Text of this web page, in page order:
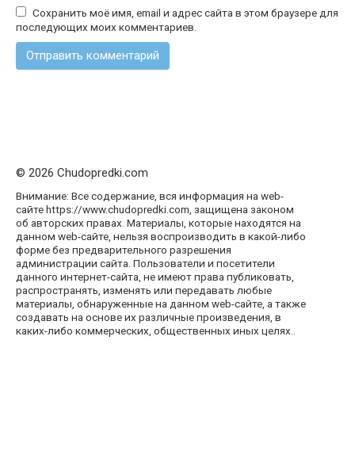
Сохранить моё имя, email и адрес сайта в этом браузере для
последующих моих комментариев.
© 2026 Chudopredki.com
Внимание: Все содержание, вся информация на web-
сайте https://www.chudopredki.com, защищена законом
об авторских правах. Материалы, которые находятся на
данном web-сайте, нельзя воспроизводить в какой-либо
форме без предварительного разрешения
администрации сайта. Пользователи и посетители
данного интернет-сайта, не имеют права публиковать,
распространять, изменять или передавать любые
материалы, обнаруженные на данном web-сайте, а также
создавать на основе их различные произведения, в
каких-либо коммерческих, общественных иных целях..